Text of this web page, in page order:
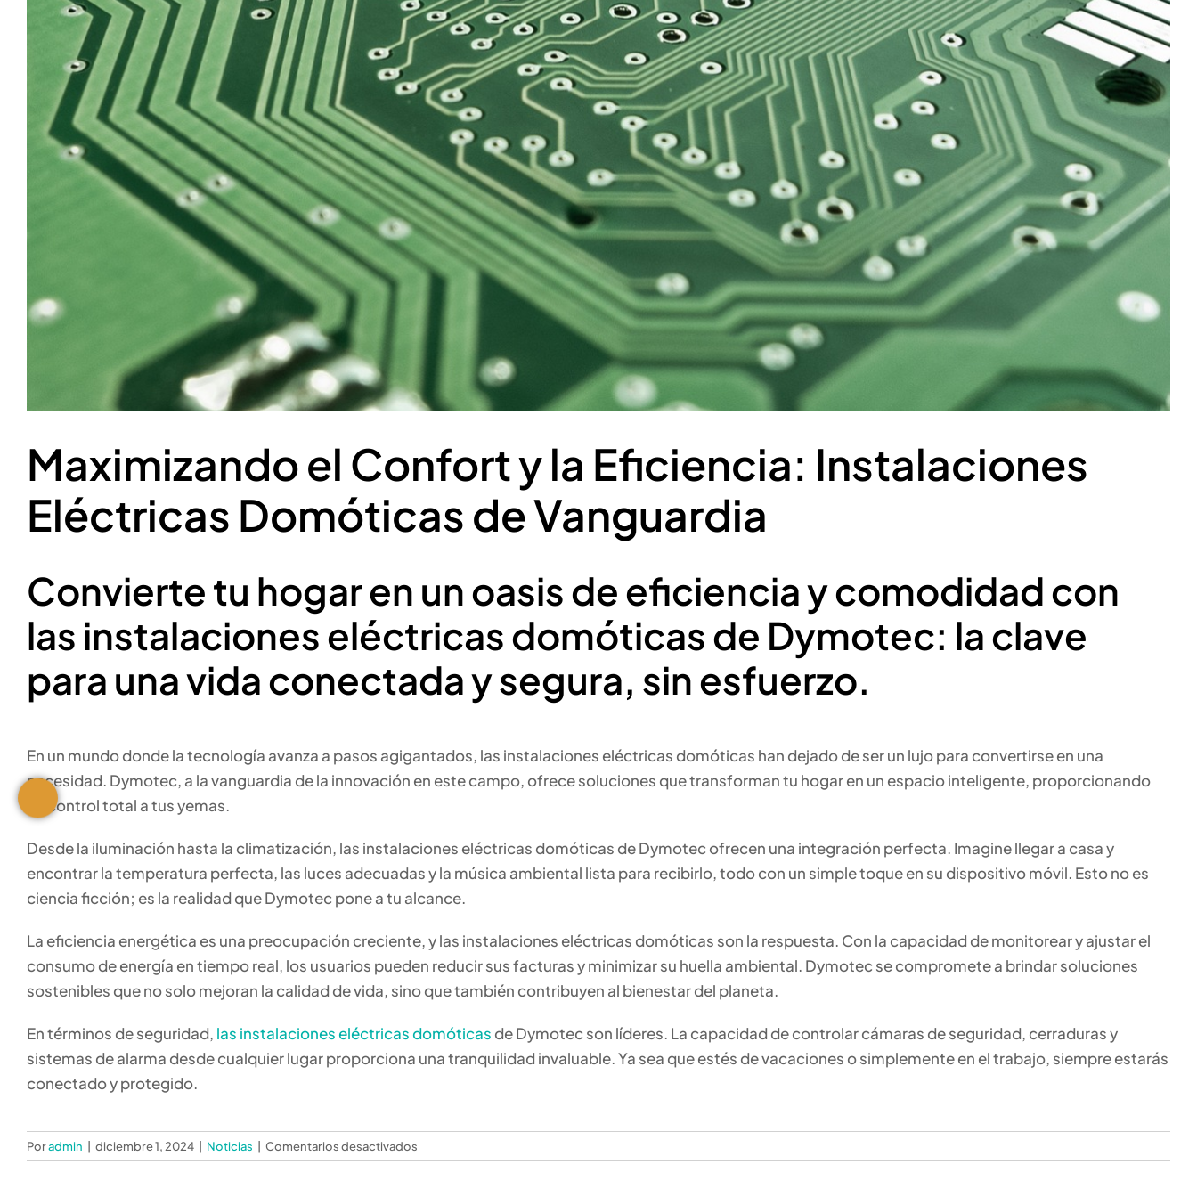
Maximizando el Confort y la Eficiencia: Instalaciones
Eléctricas Domóticas de Vanguardia
Convierte tu hogar en un oasis de eficiencia y comodidad con
las instalaciones eléctricas domóticas de Dymotec: la clave
para una vida conectada y segura, sin esfuerzo.
En un mundo donde la tecnología avanza a pasos agigantados, las instalaciones eléctricas domóticas han dejado de ser un lujo para convertirse en una
necesidad. Dymotec, a la vanguardia de la innovación en este campo, ofrece soluciones que transforman tu hogar en un espacio inteligente, proporcionando
un control total a tus yemas.
Desde la iluminación hasta la climatización, las instalaciones eléctricas domóticas de Dymotec ofrecen una integración perfecta. Imagine llegar a casa y
encontrar la temperatura perfecta, las luces adecuadas y la música ambiental lista para recibirlo, todo con un simple toque en su dispositivo móvil. Esto no es
ciencia ficción; es la realidad que Dymotec pone a tu alcance.
La eficiencia energética es una preocupación creciente, y las instalaciones eléctricas domóticas son la respuesta. Con la capacidad de monitorear y ajustar el
consumo de energía en tiempo real, los usuarios pueden reducir sus facturas y minimizar su huella ambiental. Dymotec se compromete a brindar soluciones
sostenibles que no solo mejoran la calidad de vida, sino que también contribuyen al bienestar del planeta.
En términos de seguridad, las instalaciones eléctricas domóticas de Dymotec son líderes. La capacidad de controlar cámaras de seguridad, cerraduras y
sistemas de alarma desde cualquier lugar proporciona una tranquilidad invaluable. Ya sea que estés de vacaciones o simplemente en el trabajo, siempre estarás
conectado y protegido.
Poradmin diciembre 1, 2024 Noticias Comentarios desactivados
Maximizando